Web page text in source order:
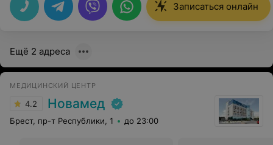
Записаться онлайн
Ещё 2 адреса
МЕДИЦИНСКИЙ ЦЕНТР
4.2 Новамед
Брест, пр-т Республики, 1 до 23:00